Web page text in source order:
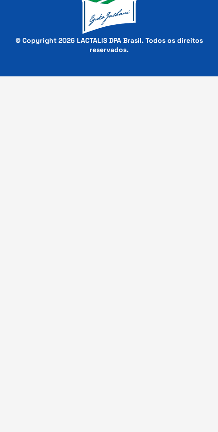
© Copyright 2026 LACTALIS DPA Brasil. Todos os direitos
reservados.